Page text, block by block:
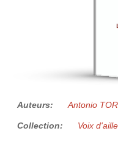
Auteurs: Antonio
Collection: Voix